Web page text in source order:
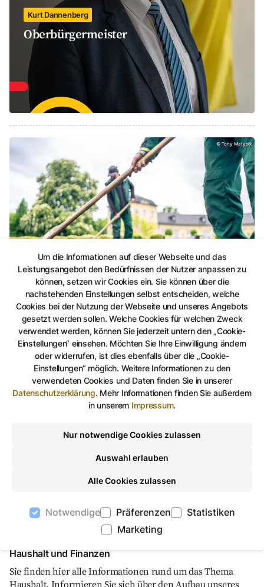
Um die Informationen auf dieser Webseite und das
Leistungsangebot den Bedürfnissen der Nutzer anpassen zu
können, setzen wir Cookies ein. Sie können über die
nachstehenden Einstellungen selbst entscheiden, welche
Cookies bei der Nutzung der Webseite und unseres Angebots
gesetzt werden sollen. Welche Cookies für welchen Zweck
verwendet werden, können Sie jederzeit untern den „Cookie-
Einstellungen“ einsehen. Möchten Sie Ihre Einwilligung ändern
oder widerrufen, ist dies ebenfalls über die „Cookie-
Einstellungen“ möglich. Weitere Informationen zu den
verwendeten Cookies und Daten finden Sie in unserer
Datenschutzerklärung. Mehr Informationen finden Sie außerdem
in unserem Impressum.
Nur notwendige Cookies zulassen
Auswahl erlauben
Alle Cookies zulassen
Notwendige Präferenzen
Statistiken
Marketing
Kurt Dannenberg
Oberbürgermeister
Stadt Gera als Arbeitgeber, Jobs bei der ©Tony Matysik
Jobs bei der Stadtverwaltung
Stadt Gera als Arbeitgeber
Werden auch Sie Teil unseres Teams und gestalten Sie die
Zukunft unserer Stadt.
Haushalt und Finanzen, Von Hundesteuer bis
stock.adobe.com
Von Hundesteuer bis hin zur Grundsteuerreform
Haushalt und Finanzen
Sie finden hier alle Informationen rund um das Thema